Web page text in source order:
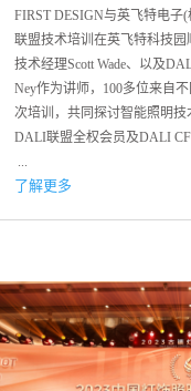
FIRST DESIGN与英飞特电
联盟技术培训在英飞特科
技术经理Scott Wade、以及
Ney作为讲师，100多位来自
次培训，共同探讨智能照明
DALI联盟全权会员及DALI
...
了解更多